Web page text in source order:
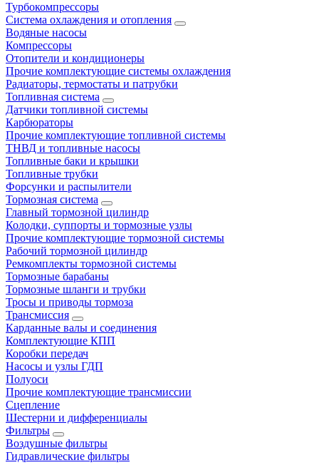
Турбокомпрессоры
Система охлаждения и отопления
Водяные насосы
Компрессоры
Отопители и кондиционеры
Прочие комплектующие системы охлаждения
Радиаторы, термостаты и патрубки
Топливная система
Датчики топливной системы
Карбюраторы
Прочие комплектующие топливной системы
ТНВД и топливные насосы
Топливные баки и крышки
Топливные трубки
Форсунки и распылители
Тормозная система
Главный тормозной цилиндр
Колодки, суппорты и тормозные узлы
Прочие комплектующие тормозной системы
Рабочий тормозной цилиндр
Ремкомплекты тормозной системы
Тормозные барабаны
Тормозные шланги и трубки
Тросы и приводы тормоза
Трансмиссия
Карданные валы и соединения
Комплектующие КПП
Коробки передач
Насосы и узлы ГДП
Полуоси
Прочие комплектующие трансмиссии
Сцепление
Шестерни и дифференциалы
Фильтры
Воздушные фильтры
Гидравлические фильтры